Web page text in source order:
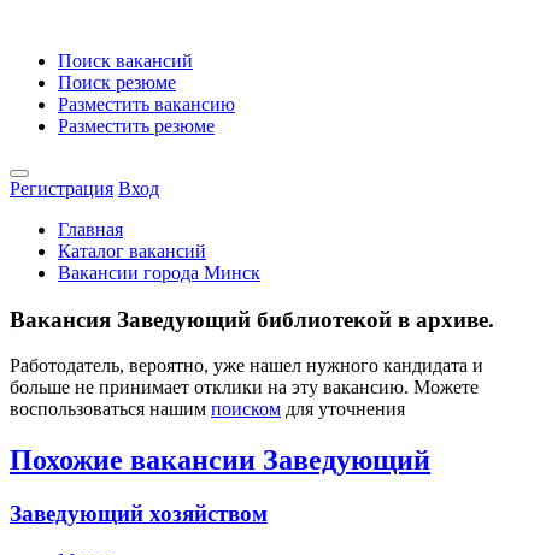
Поиск вакансий
Поиск резюме
Разместить вакансию
Разместить резюме
Регистрация Вход
Главная
Каталог вакансий
Вакансии города Минск
Вакансия Заведующий библиотекой в архиве.
Работодатель, вероятно, уже нашел нужного кандидата и
больше не принимает отклики на эту вакансию. Можете
воспользоваться нашим поиском для уточнения
Похожие вакансии Заведующий
Заведующий хозяйством